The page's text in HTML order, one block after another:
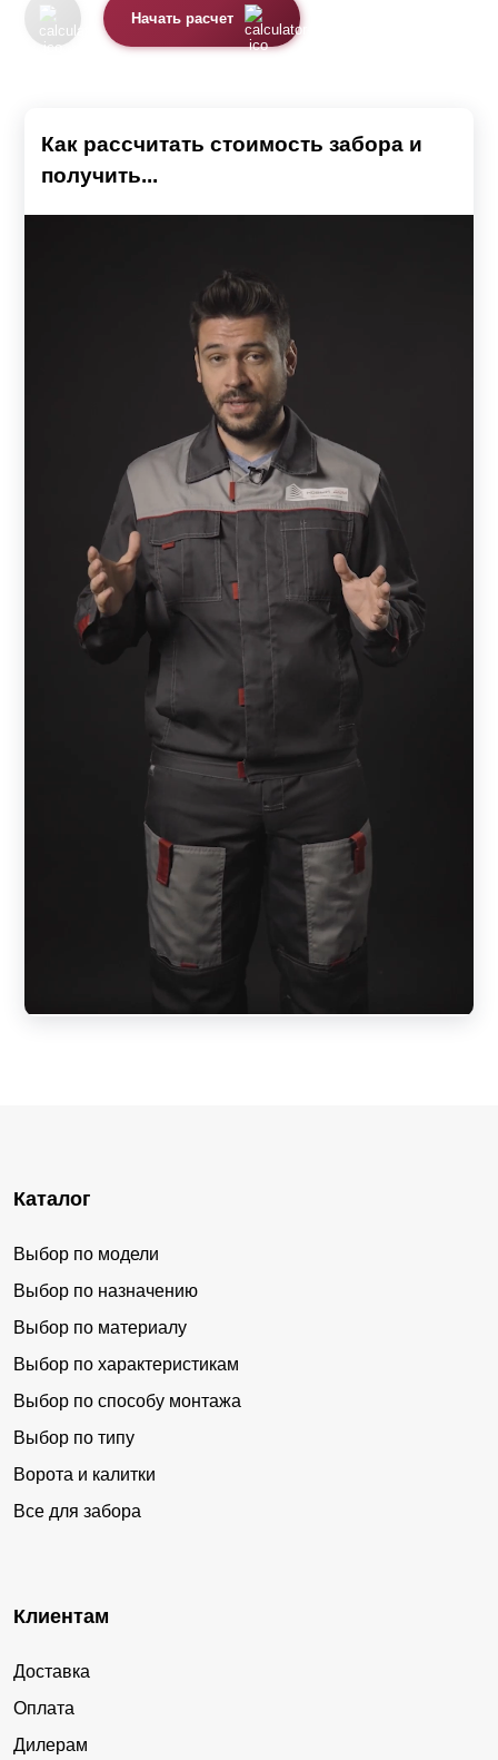
Начать расчет
Как рассчитать стоимость забора и
получить...
Каталог
Выбор по модели
Выбор по назначению
Выбор по материалу
Выбор по характеристикам
Выбор по способу монтажа
Выбор по типу
Ворота и калитки
Все для забора
Клиентам
Доставка
Оплата
Дилерам